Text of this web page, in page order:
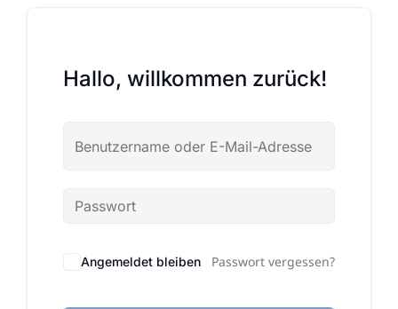
Hallo, willkommen zurück!
Angemeldet bleiben Passwort vergessen?